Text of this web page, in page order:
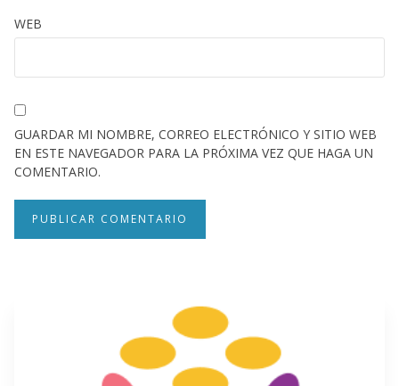
WEB
GUARDAR MI NOMBRE, CORREO ELECTRÓNICO Y SITIO WEB
EN ESTE NAVEGADOR PARA LA PRÓXIMA VEZ QUE HAGA UN
COMENTARIO.